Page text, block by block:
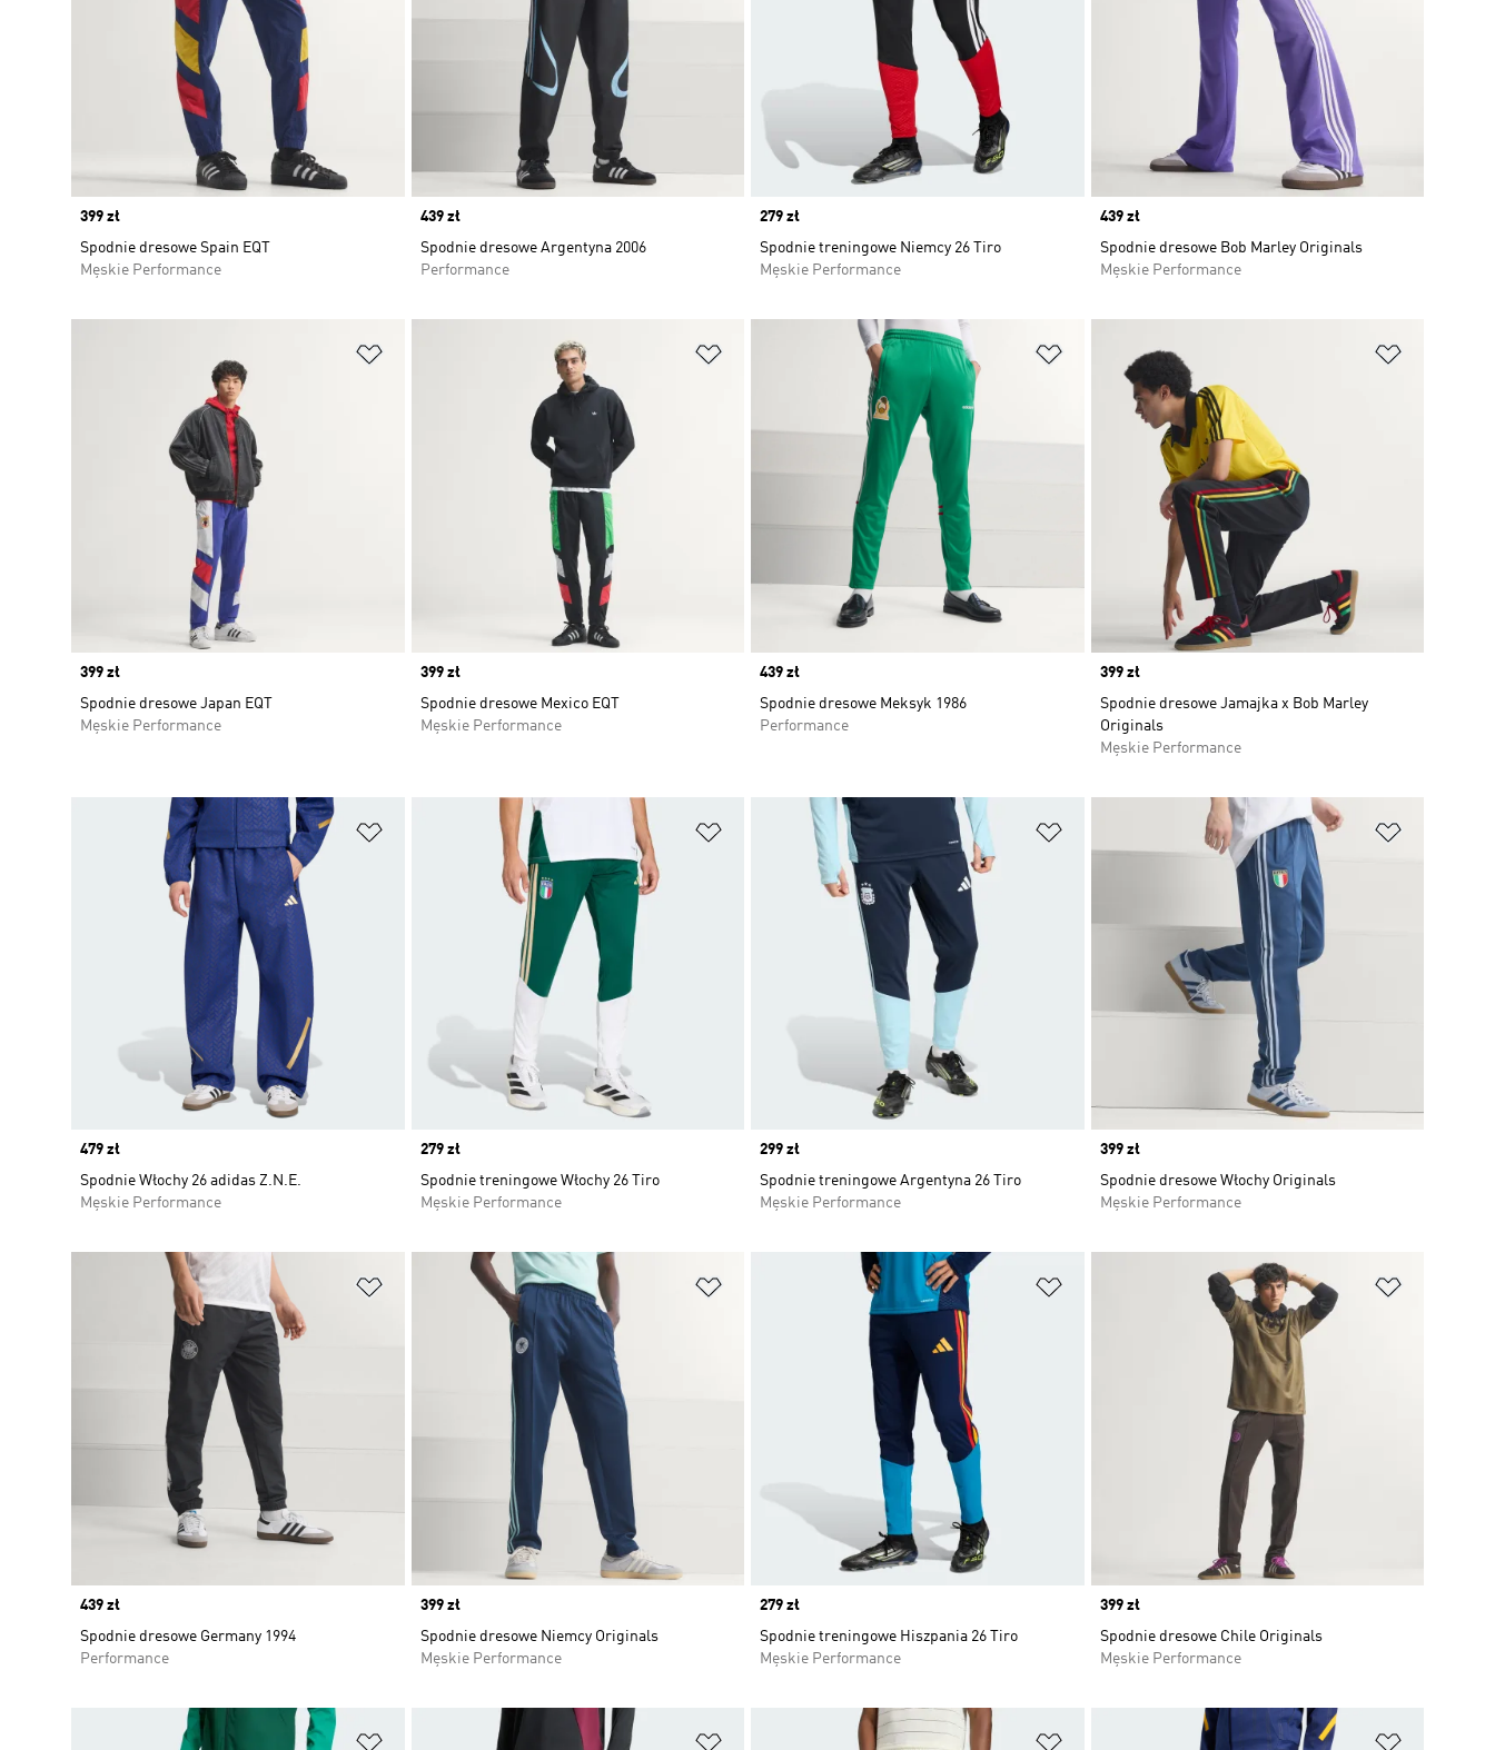
Price
399 zł
Spodnie dresowe Spain EQT
Męskie Performance
Price
439 zł
Spodnie dresowe Argentyna 2006
Performance
Price
279 zł
Spodnie treningowe Niemcy 26 Tiro
Męskie Performance
Price
439 zł
Spodnie dresowe Bob Marley Originals
Męskie Performance
Price
399 zł
Spodnie dresowe Japan EQT
Męskie Performance
Dodaj do listy życzeń
Price
399 zł
Spodnie dresowe Mexico EQT
Męskie Performance
Dodaj do listy życzeń
Price
439 zł
Spodnie dresowe Meksyk 1986
Performance
Price
399 zł
Spodnie dresowe Jamajka x Bob Marley
Originals
Męskie Performance
Dodaj do listy życzeń
Price
479 zł
Spodnie Włochy 26 adidas Z.N.E.
Męskie Performance
Dodaj do listy życzeń
Price
279 zł
Spodnie treningowe Włochy 26 Tiro
Męskie Performance
Dodaj do listy życzeń
Price
299 zł
Spodnie treningowe Argentyna 26 Tiro
Męskie Performance
Price
399 zł
Spodnie dresowe Włochy Originals
Męskie Performance
Dodaj do listy życzeń
Price
439 zł
Spodnie dresowe Germany 1994
Performance
Dodaj do listy życzeń
Price
399 zł
Spodnie dresowe Niemcy Originals
Męskie Performance
Dodaj do listy życzeń
Price
279 zł
Spodnie treningowe Hiszpania 26 Tiro
Męskie Performance
Price
399 zł
Spodnie dresowe Chile Originals
Męskie Performance
Dodaj do listy życzeń Dodaj do listy życzeń Dodaj do listy życzeń